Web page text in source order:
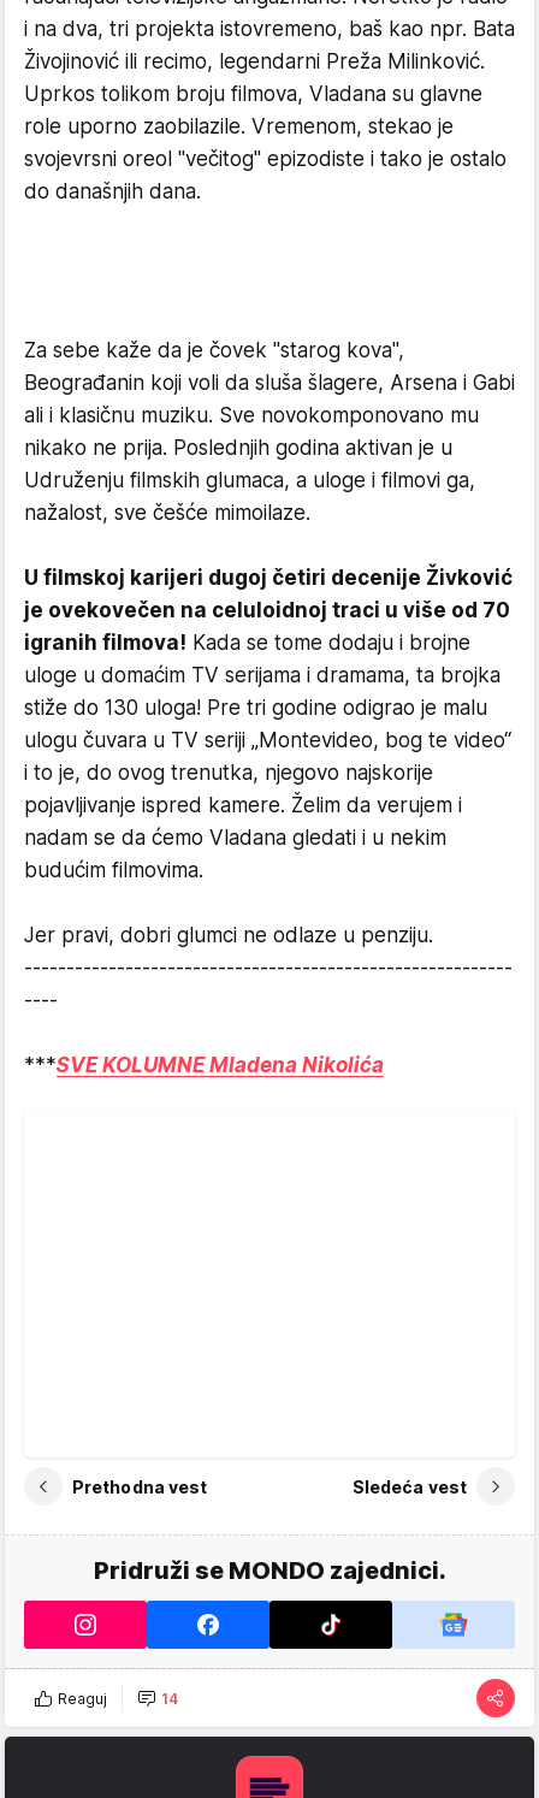
i na dva, tri projekta istovremeno, baš kao npr. Bata
Živojinović ili recimo, legendarni Preža Milinković.
Uprkos tolikom broju filmova, Vladana su glavne
role uporno zaobilazile. Vremenom, stekao je
svojevrsni oreol "večitog" epizodiste i tako je ostalo
do današnjih dana.
Za sebe kaže da je čovek "starog kova",
Beograđanin koji voli da sluša šlagere, Arsena i Gabi
ali i klasičnu muziku. Sve novokomponovano mu
nikako ne prija. Poslednjih godina aktivan je u
Udruženju filmskih glumaca, a uloge i filmovi ga,
nažalost, sve češće mimoilaze.
U filmskoj karijeri dugoj četiri decenije Živković
je ovekovečen na celuloidnoj traci u više od 70
igranih filmova! Kada se tome dodaju i brojne
uloge u domaćim TV serijama i dramama, ta brojka
stiže do 130 uloga! Pre tri godine odigrao je malu
ulogu čuvara u TV seriji „Montevideo, bog te video“
i to je, do ovog trenutka, njegovo najskorije
pojavljivanje ispred kamere. Želim da verujem i
nadam se da ćemo Vladana gledati i u nekim
budućim filmovima.
Jer pravi, dobri glumci ne odlaze u penziju.
----------------------------------------------------------
----
***SVE KOLUMNE Mladena Nikolića
Prethodna vest Sledeća vest
Pridruži se MONDO zajednici.
Reaguj 14